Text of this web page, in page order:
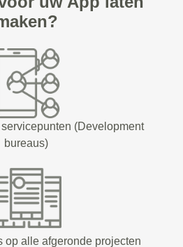
(Development
bureaus)
op alle afgeronde projecten